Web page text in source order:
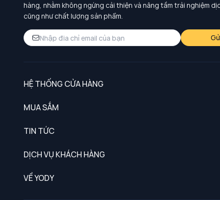
hàng, nhằm không ngừng cải thiện và nâng tầm trải nghiệm
cũng như chất lượng sản phẩm.
HỆ THỐNG CỬA HÀNG
MUA SẮM
TIN TỨC
DỊCH VỤ KHÁCH HÀNG
Chính sách khách hàng thân thiết
VỀ YODY